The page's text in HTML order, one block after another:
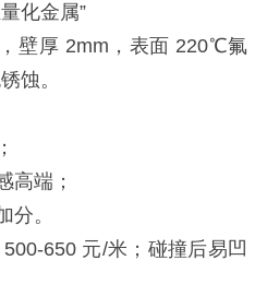
化金属”
壁厚 2mm，表面 220℃氟
蚀。
高端；
分。
650 元/米；碰撞后易凹